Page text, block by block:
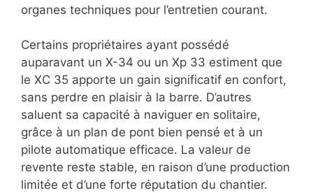
organes techniques pour l’entretien courant.
Certains propriétaires ayant possédé
auparavant un X-34 ou un Xp 33 estiment que
le XC 35 apporte un gain significatif en confort,
sans perdre en plaisir à la barre. D’autres
saluent sa capacité à naviguer en solitaire,
grâce à un plan de pont bien pensé et à un
pilote automatique efficace. La valeur de
revente reste stable, en raison d’une production
limitée et d’une forte réputation du chantier.